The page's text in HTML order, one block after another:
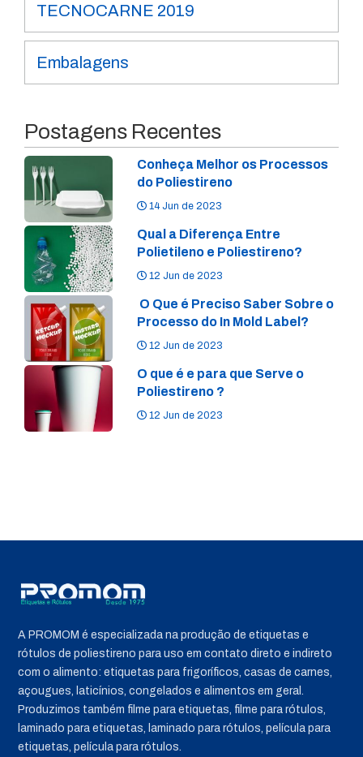
TECNOCARNE 2019
Embalagens
Postagens Recentes
Conheça Melhor os Processos
do Poliestireno
14 Jun de 2023
Qual a Diferença Entre
Polietileno e Poliestireno?
12 Jun de 2023
O Que é Preciso Saber Sobre o
Processo do In Mold Label?
12 Jun de 2023
O que é e para que Serve o
Poliestireno ?
12 Jun de 2023
A PROMOM é especializada na produção de etiquetas e
rótulos de poliestireno para uso em contato direto e indireto
com o alimento: etiquetas para frigoríficos, casas de carnes,
açougues, laticínios, congelados e alimentos em geral.
Produzimos também filme para etiquetas, filme para rótulos,
laminado para etiquetas, laminado para rótulos, película para
etiquetas, película para rótulos.